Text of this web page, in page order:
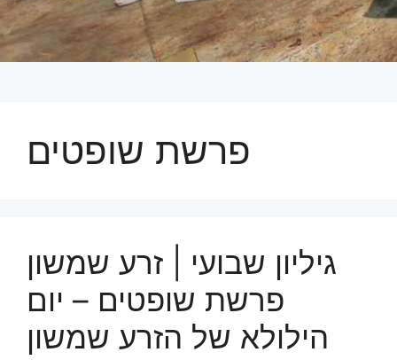
פרשת שופטים
גיליון שבועי | זרע שמשון
פרשת שופטים – יום
הילולא של הזרע שמשון